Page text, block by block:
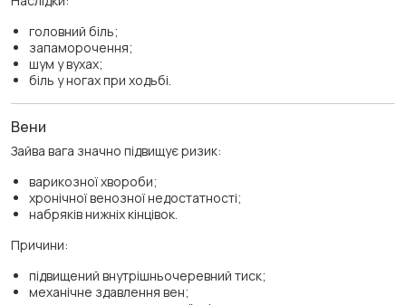
головний біль;
запаморочення;
шум у вухах;
біль у ногах при ходьбі.
Вени
Зайва вага значно підвищує ризик:
варикозної хвороби;
хронічної венозної недостатності;
набряків нижніх кінцівок.
Причини:
підвищений внутрішньочеревний тиск;
механічне здавлення вен;